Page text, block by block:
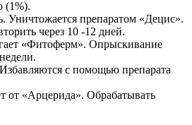
(1%).
препаратом «Децис».
через 10 -12 дней.
«Фитоферм». Опрыскивание
с помощью препарата
от «Арцерида». Обрабатывать